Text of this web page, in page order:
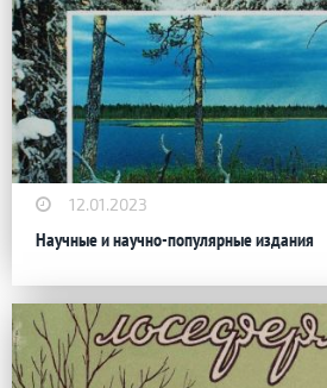
12.01.2023
Научные и научно-популярные издания